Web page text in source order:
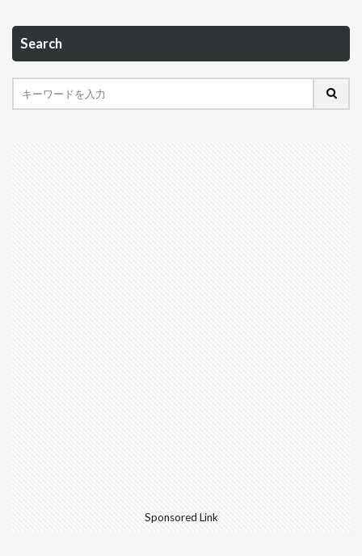
Search
Sponsored Link